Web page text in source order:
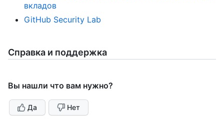
вкладов
GitHub Security Lab
Справка и поддержка
Вы нашли что вам нужно?
Да Нет